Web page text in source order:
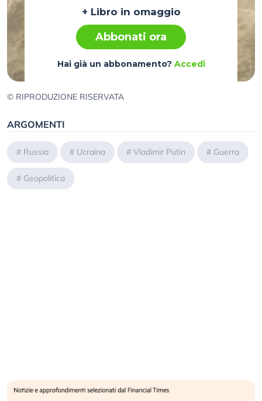
+ Libro in omaggio
Abbonati ora
Hai già un abbonamento? Accedi
© RIPRODUZIONE RISERVATA
ARGOMENTI
# Russia # Ucraina # Vladimir Putin # Guerra
# Geopolitica